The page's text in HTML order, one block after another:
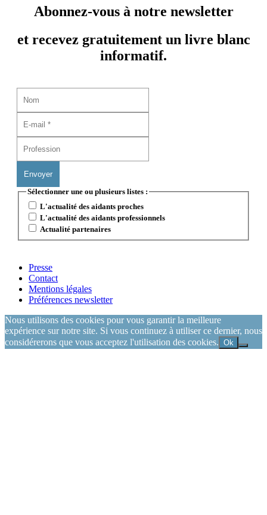
Abonnez-vous à notre newsletter
et recevez gratuitement un livre blanc
informatif.
Sélectionner une ou plusieurs listes :
L'actualité des aidants proches
L'actualité des aidants professionnels
Actualité partenaires
Presse
Contact
Mentions légales
Préférences newsletter
Nous utilisons des cookies pour vous garantir la meilleure
expérience sur notre site. Si vous continuez à utiliser ce dernier, nous
considérerons que vous acceptez l'utilisation des cookies. Ok